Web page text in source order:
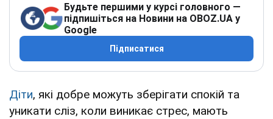
Будьте першими у курсі головного —
підпишіться на Новини на OBOZ.UA у
Google
Підписатися
Діти, які добре можуть зберігати спокій та
уникати сліз, коли виникає стрес, мають